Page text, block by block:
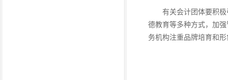
有关会计团体要积极
德教育等多种方式，加
务机构注重品牌培育和